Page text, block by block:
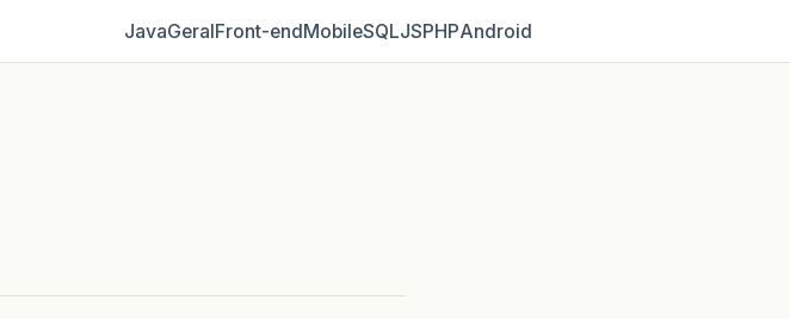
JavaGeralFront‑endMobileSQLJSPHPAndroid